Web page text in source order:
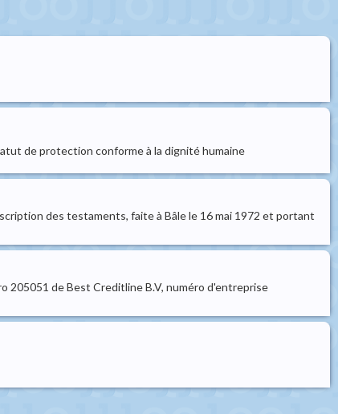
de protection conforme à la dignité humaine
des testaments, faite à Bâle le 16 mai 1972 et portant
205051 de Best Creditline B.V, numéro d'entreprise